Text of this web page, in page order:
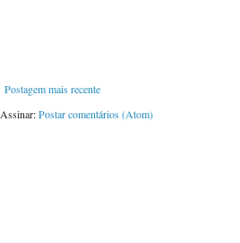
Postagem mais recente
Assinar:Postar comentários (Atom)